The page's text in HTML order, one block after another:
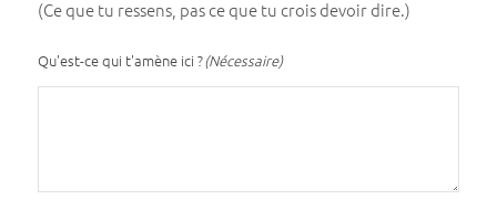
(Ce que tu ressens, pas ce que tu crois devoir dire.)
Qu'est-ce qui t'amène ici ?(Nécessaire)